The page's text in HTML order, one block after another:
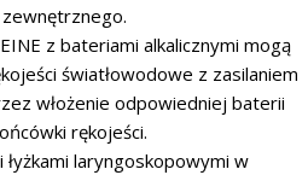
z bateriami alkalicznymi mogą
światłowodowe z zasilaniem
włożenie odpowiedniej baterii
rękojeści.
laryngoskopowymi w